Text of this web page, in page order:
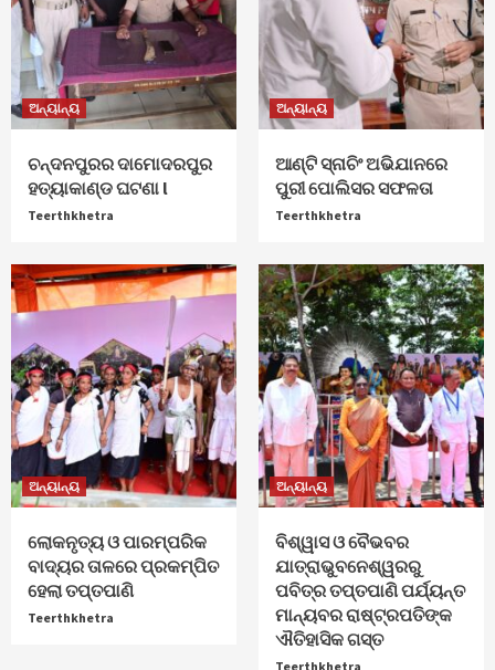
ଅନ୍ୟାନ୍ୟ
ଚନ୍ଦନପୁରର ଦାମୋଦରପୁର
ହତ୍ୟାକାଣ୍ଡ ଘଟଣା l
Teerthkhetra
ଅନ୍ୟାନ୍ୟ
ଆଣ୍ଟି ସ୍ନାଚିଂ ଅଭିଯାନରେ
ପୁରୀ ପୋଲିସର ସଫଳତା
Teerthkhetra
ଅନ୍ୟାନ୍ୟ
ଲୋକନୃତ୍ୟ ଓ ପାରମ୍ପରିକ
ବାଦ୍ୟର ତାଳରେ ପ୍ରକମ୍ପିତ
ହେଲା ତପ୍ତପାଣି
Teerthkhetra
ଅନ୍ୟାନ୍ୟ
ବିଶ୍ୱାସ ଓ ବୈଭବର
ଯାତ୍ରାଭୁବନେଶ୍ୱରରୁ
ପବିତ୍ର ତପ୍ତପାଣି ପର୍ଯ୍ୟନ୍ତ
ମାନ୍ୟବର ରାଷ୍ଟ୍ରପତିଙ୍କ
ଐତିହାସିକ ଗସ୍ତ
Teerthkhetra